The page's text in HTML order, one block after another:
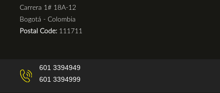
Carrera 1# 18A-12
Bogotá - Colombia
Postal Code: 111711
601 3394949
601 3394999